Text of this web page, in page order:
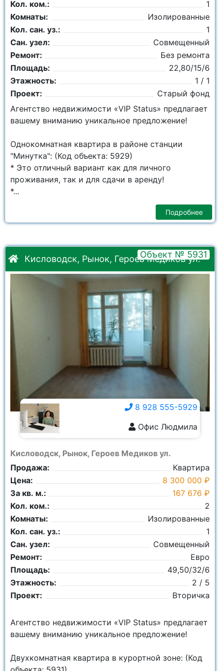
Кол. ком.:
1
Комнаты:
Изолированные
Кол. сан. уз.:
1
Сан. узел:
Совмещенный
Ремонт:
Без ремонта
Площадь:
22,80/15/6
Этажность:
1 / 1
Проект:
Старый фонд
Агентство недвижимости «VIP Status» предлагает
вашему вниманию уникальное предложение!
Однокомнатная квартира в районе станции
"Минутка": (Код объекта: 5929)
* Это отличный вариант как для личного
проживания, так и для сдачи в аренду!
*...
Подробнее
Кисловодск, Рынок, Героев Медиков ул.
Объект № 5931
Кисловодск, Рынок, Героев Медиков ул.
Продажа:
Квартира
Цена:
8 300 000 ₽
За кв. м.:
167 676 ₽
Кол. ком.:
2
Комнаты:
Изолированные
Кол. сан. уз.:
1
Сан. узел:
Совмещенный
Ремонт:
Евро
Площадь:
49,50/32/6
Этажность:
2 / 5
Проект:
Вторичка
8 928 555-5929
Офис Людмила
Агентство недвижимости «VIP Status» предлагает
вашему вниманию уникальное предложение!
Двухкомнатная квартира в курортной зоне: (Код